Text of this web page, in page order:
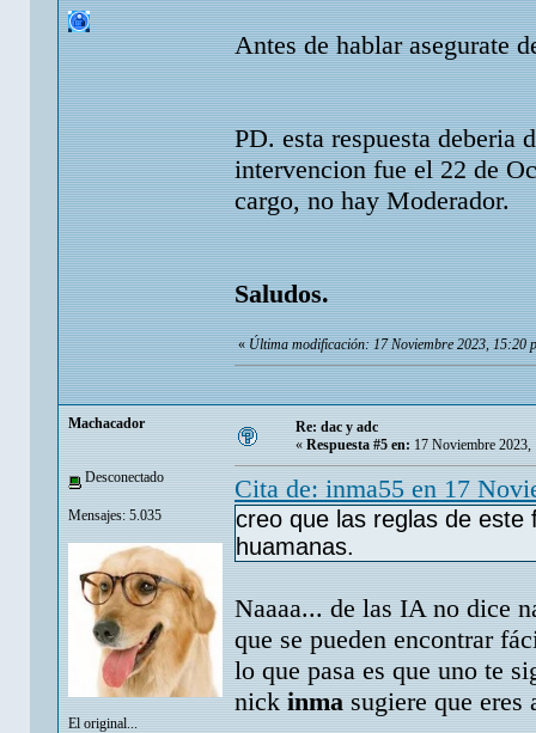
Antes de hablar asegurate
PD. esta respuesta deberia
intervencion fue el 22 de
cargo, no hay Moderador.
Saludos.
«Última modificación: 17 Noviembre 2023, 15:20
Machacador
Desconectado
Mensajes: 5.035
El original...
Re: dac y adc
« Respuesta #5 en: 17 Noviembre 2023,
Cita de: inma55 en 17
creo que las reglas de este
huamanas.
Naaaa... de las IA no dice
que se pueden encontrar
lo que pasa es que uno te
nick inma sugiere que